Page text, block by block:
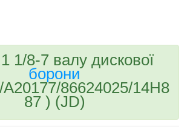
1/8-7 валу дискової
борони
86624025/14H8
87 ) (JD)